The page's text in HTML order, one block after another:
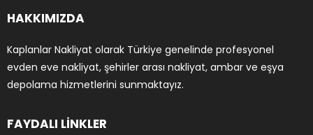
HAKKIMIZDA
Kaplanlar Nakliyat olarak Türkiye genelinde profesyonel
evden eve nakliyat, şehirler arası nakliyat, ambar ve eşya
depolama hizmetlerini sunmaktayız.
FAYDALI LİNKLER